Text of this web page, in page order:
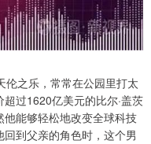
伦之乐，常常在公园里打太
过1620亿美元的比尔·盖茨
能够轻松地改变全球科技
到父亲的角色时，这个男